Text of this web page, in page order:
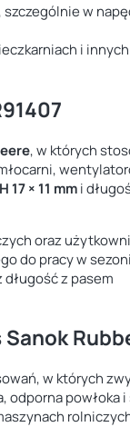
w
i innych
, w których
17 × 11 mmi
oraz
do pracy w
z pasem
w których
odporna powłoka